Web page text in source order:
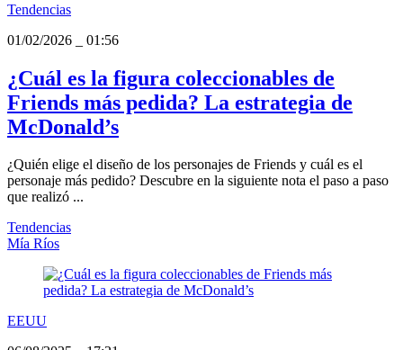
Tendencias
01/02/2026
01:56
¿Cuál es la figura coleccionables de
Friends más pedida? La estrategia de
McDonald’s
¿Quién elige el diseño de los personajes de Friends y cuál es el
personaje más pedido? Descubre en la siguiente nota el paso a paso
que realizó ...
Tendencias
Mía Ríos
EEUU